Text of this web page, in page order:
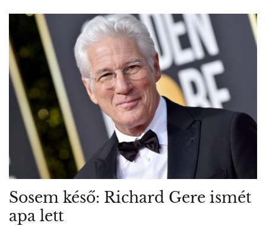
Sosem késő: Richard Gere ismét
apa lett